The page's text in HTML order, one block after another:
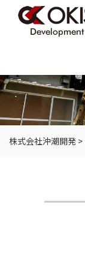
株式会社沖潮開発 >